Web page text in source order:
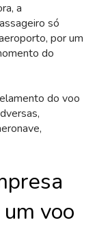
a
só
por um
do
do voo
voo